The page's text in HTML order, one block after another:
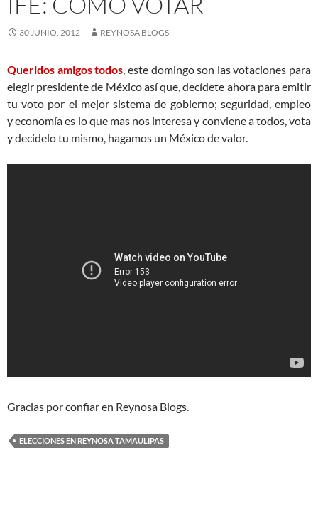
30 JUNIO, 2012 REYNOSA BLOGS
Queridos amigos todos , este domingo son las votaciones para
elegir presidente de Méxicoasíque,decídete ahora para emitir
tu voto por el mejor sistema de gobierno; seguridad, empleo
yeconomíaes lo que mas nos interesa y conviene a todos, vota
y decidelo tu mismo, hagamos un Méxicode valor.
Gracias por confiar en Reynosa Blogs.
ELECCIONES EN REYNOSA TAMAULIPAS